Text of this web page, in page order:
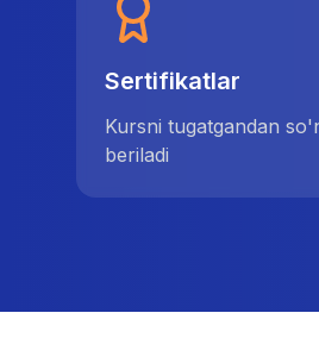
Sertifikatlar
Kursni tugatgandan
beriladi